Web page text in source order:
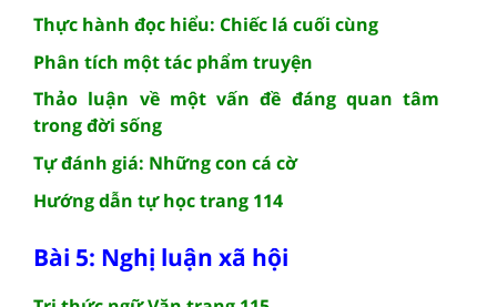
Thực hành đọc hiểu: Chiếc lá cuối cùng
Phân tích một tác phẩm truyện
Thảo luận về một vấn đề đáng quan tâm
trong đời sống
Tự đánh giá: Những con cá cờ
Hướng dẫn tự học trang 114
Bài 5: Nghị luận xã hội